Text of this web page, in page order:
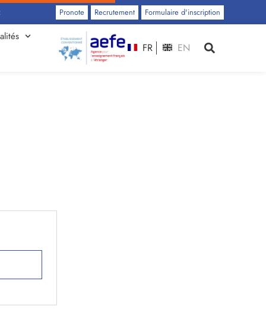
ici Pronote Recrutement Formulaire d'inscription
FR EN